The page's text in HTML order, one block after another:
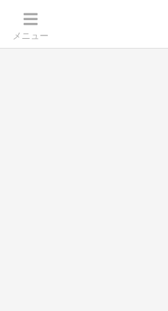
メニュー